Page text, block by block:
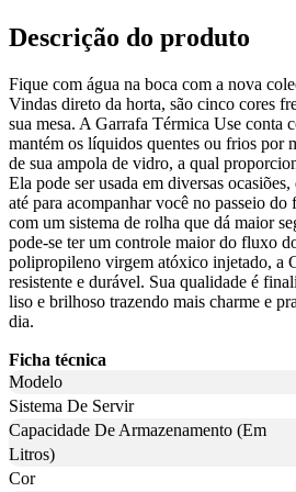
Descrição do produto
Fique com água na boca com a nova
Vindas direto da horta, são cinco cores
sua mesa. A Garrafa Térmica Use conta
mantém os líquidos quentes ou frios por
de sua ampola de vidro, a qual
Ela pode ser usada em diversas
até para acompanhar você no passeio
com um sistema de rolha que dá maior
pode-se ter um controle maior do fluxo
polipropileno virgem atóxico injetado, a
resistente e durável. Sua qualidade é
liso e brilhoso trazendo mais charme e
dia.
Ficha técnica
Modelo
Sistema De Servir
Capacidade De Armazenamento (Em
Litros)
Cor